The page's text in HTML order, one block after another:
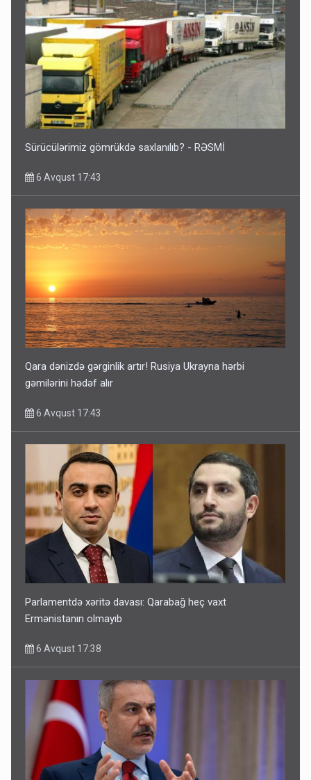
Sürücülərimiz gömrükdə saxlanılıb? - RƏSMİ
6 Avqust 17:43
Qara dənizdə gərginlik artır! Rusiya Ukrayna hərbi
gəmilərini hədəf alır
6 Avqust 17:43
Parlamentdə xəritə davası: Qarabağ heç vaxt
Ermənistanın olmayıb
6 Avqust 17:38